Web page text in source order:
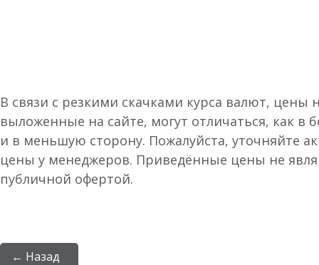
В связи с резкими скачками курса валют, цены
выложенные на сайте, могут отличаться, как в
и в меньшую сторону. Пожалуйста, уточняйте
цены у менеджеров. Приведённые цены не
публичной офертой.
← Назад